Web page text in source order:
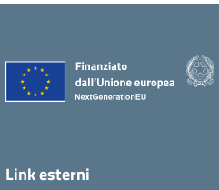
Link esterni